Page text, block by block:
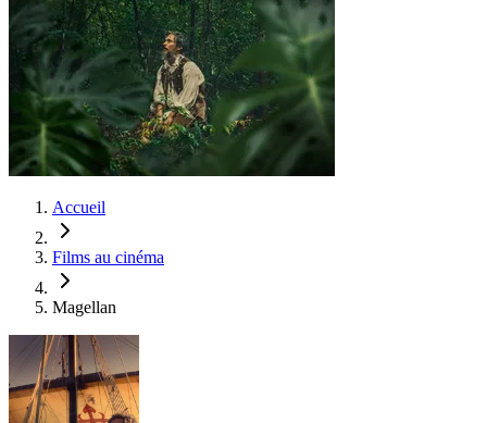
Accueil
Films au cinéma
Magellan